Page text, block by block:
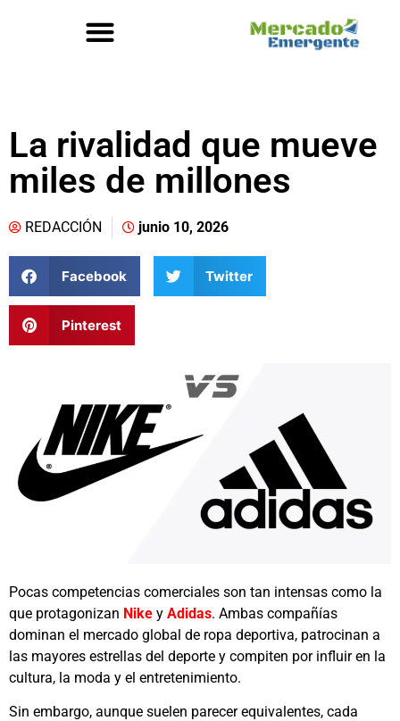
La rivalidad que mueve
miles de millones
REDACCIÓN junio 10, 2026
Facebook Twitter
Pinterest
Pocas competencias comerciales son tan intensas como la
que protagonizan Nike y Adidas. Ambas compañías
dominan el mercado global de ropa deportiva, patrocinan a
las mayores estrellas del deporte y compiten por influir en la
cultura, la moda y el entretenimiento.
Sin embargo, aunque suelen parecer equivalentes, cada